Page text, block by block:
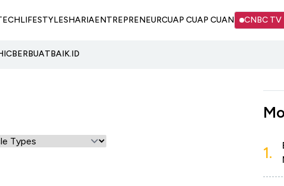
LIFESTYLESHARIAENTREPRENEURCUAP CUAP CUAN CNBC TV
BERBUATBAIK.ID
1.